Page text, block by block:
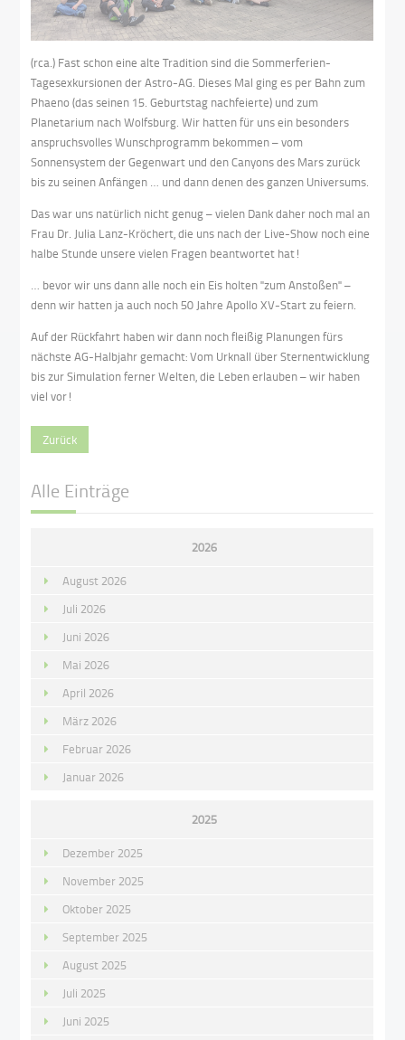
(rca.) Fast schon eine alte Tradition sind die Sommerferien-
Tagesexkursionen der Astro-AG. Dieses Mal ging es per Bahn zum
Phaeno (das seinen 15. Geburtstag nachfeierte) und zum
Planetarium nach Wolfsburg. Wir hatten für uns ein besonders
anspruchsvolles Wunschprogramm bekommen – vom
Sonnensystem der Gegenwart und den Canyons des Mars zurück
bis zu seinen Anfängen … und dann denen des ganzen Universums.
Das war uns natürlich nicht genug – vielen Dank daher noch mal an
Frau Dr. Julia Lanz-Kröchert, die uns nach der Live-Show noch eine
halbe Stunde unsere vielen Fragen beantwortet hat!
… bevor wir uns dann alle noch ein Eis holten "zum Anstoßen" –
denn wir hatten ja auch noch 50 Jahre Apollo XV-Start zu feiern.
Auf der Rückfahrt haben wir dann noch fleißig Planungen fürs
nächste AG-Halbjahr gemacht: Vom Urknall über Sternentwicklung
bis zur Simulation ferner Welten, die Leben erlauben – wir haben
viel vor!
Zurück
Alle Einträge
2026
August 2026
Juli 2026
Juni 2026
Mai 2026
April 2026
März 2026
Februar 2026
Januar 2026
2025
Dezember 2025
November 2025
Oktober 2025
September 2025
August 2025
Juli 2025
Juni 2025